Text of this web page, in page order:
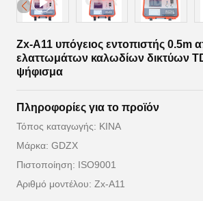
Zx-A11 υπόγειος εντοπιστής 0.5m
ελαττωμάτων καλωδίων δικτύων
ψήφισμα
Πληροφορίες για το προϊόν
Τόπος καταγωγής: ΚΙΝΑ
Μάρκα: GDZX
Πιστοποίηση: ISO9001
Αριθμό μοντέλου: Zx-A11